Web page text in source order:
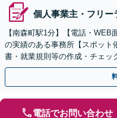
個人事業主・フリー
【南森町駅1分】【電話・
の実績のある事務所【スポット
書・就業規則等の作成・チェッ
お気軽にご相談ください【事前
電話でお問い合わせ